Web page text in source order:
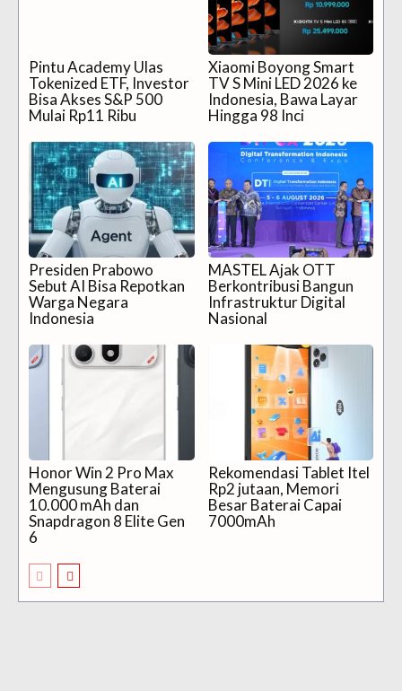
Pintu Academy Ulas
Tokenized ETF, Investor
Bisa Akses S&P 500
Mulai Rp11 Ribu
Xiaomi Boyong Smart
TV S Mini LED 2026 ke
Indonesia, Bawa Layar
Hingga 98 Inci
Presiden Prabowo
Sebut AI Bisa Repotkan
Warga Negara
Indonesia
MASTEL Ajak OTT
Berkontribusi Bangun
Infrastruktur Digital
Nasional
Honor Win 2 Pro Max
Mengusung Baterai
10.000 mAh dan
Snapdragon 8 Elite Gen
6
Rekomendasi Tablet Itel
Rp2 jutaan, Memori
Besar Baterai Capai
7000mAh